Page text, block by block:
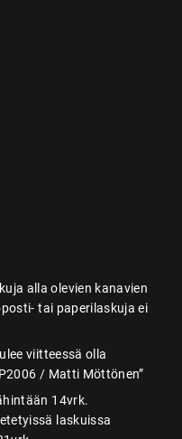
alla olevien kanavien
tai paperilaskuja ei
viitteessä olla
/ Matti Möttönen”
14vrk.
laskuissa